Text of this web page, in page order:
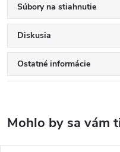
Súbory na stiahnutie
Diskusia
Ostatné informácie